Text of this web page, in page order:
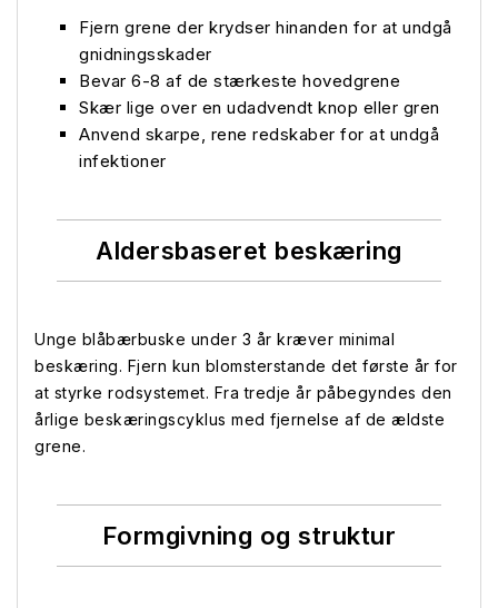
Fjern grene der krydser hinanden for at undgå
gnidningsskader
Bevar 6-8 af de stærkeste hovedgrene
Skær lige over en udadvendt knop eller gren
Anvend skarpe, rene redskaber for at undgå
infektioner
Aldersbaseret beskæring
Unge blåbærbuske under 3 år kræver minimal
beskæring. Fjern kun blomsterstande det første år for
at styrke rodsystemet. Fra tredje år påbegyndes den
årlige beskæringscyklus med fjernelse af de ældste
grene.
Formgivning og struktur